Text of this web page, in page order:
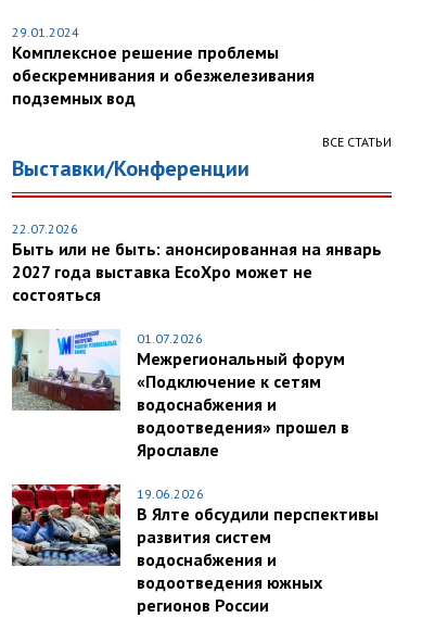
29.01.2024
Комплексное решение проблемы
обескремнивания и обезжелезивания
подземных вод
ВСЕ СТАТЬИ
Выставки/Конференции
22.07.2026
Быть или не быть: анонсированная на январь
2027 года выставка EcoXpo может не
состояться
01.07.2026
Межрегиональный форум
«Подключение к сетям
водоснабжения и
водоотведения» прошел в
Ярославле
19.06.2026
В Ялте обсудили перспективы
развития систем
водоснабжения и
водоотведения южных
регионов России